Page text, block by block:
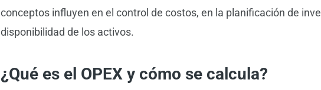
conceptos influyen en el control de costos, en la planificación de
disponibilidad de los activos.
¿Qué es el OPEX y cómo se calcula?